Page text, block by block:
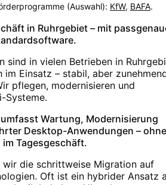
(Auswahl): KfW, BAFA.
in Ruhrgebiet – mit
sind in vielen Betrieben in
im Einsatz – stabil, aber
pflegen, modernisieren und
Systeme.
Wartung, Modernisierung
Desktop-Anwendungen – ohne
Tagesgeschäft.
wir die schrittweise Migration auf
Oft ist ein hybrider Ansatz